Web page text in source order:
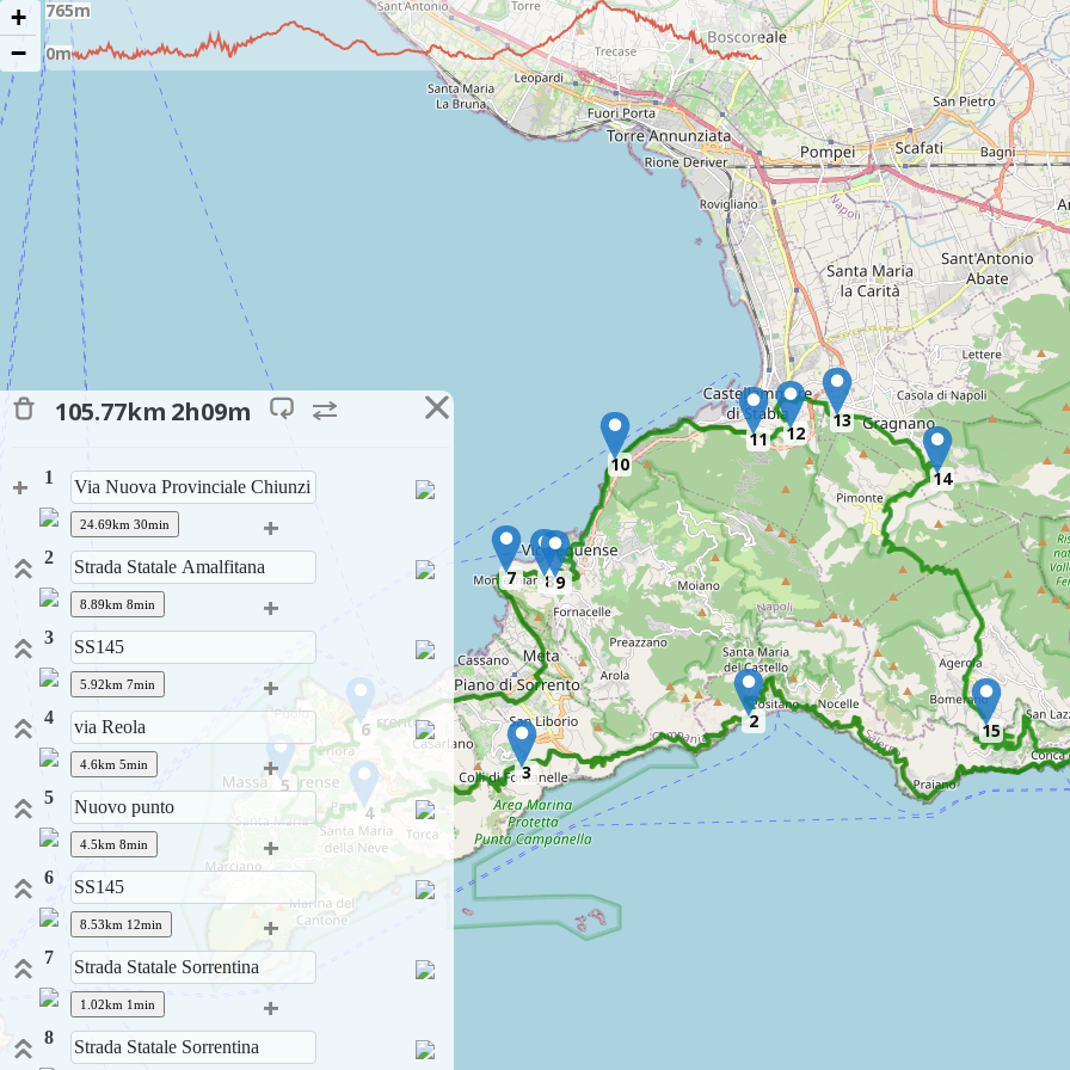
2
3
4
5
6
7 89
10
11 12
13
14
15
+
−
105.77km 2h09m
+ 1
24.69km 30min +
2
8.89km 8min +
3
5.92km 7min +
4
4.6km 5min +
5
4.5km 8min +
6
8.53km 12min +
7
1.02km 1min +
8